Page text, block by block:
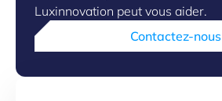
Luxinnovation peut vous aider.
Contactez-nous